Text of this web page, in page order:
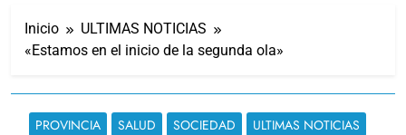
Inicio
ULTIMAS NOTICIAS
«Estamos en el inicio de la segunda ola»
PROVINCIA SALUD SOCIEDAD ULTIMAS NOTICIAS